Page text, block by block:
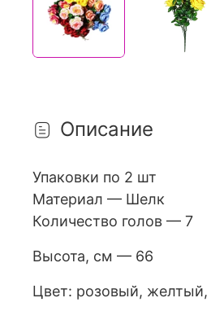
Описание
Упаковки по 2 шт
Материал — Шелк
Количество голов — 7
Высота, см — 66
Цвет: розовый,